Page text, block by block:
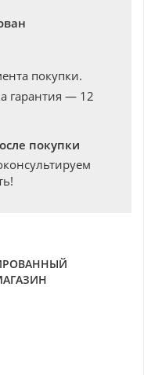
покупки.
гарантия — 12
покупки